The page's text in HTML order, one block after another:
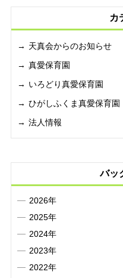
カ
天真会からのお知らせ
真愛保育園
いろどり真愛保育園
ひがしふくま真愛保育園
法人情報
バッ
2026年
2025年
2024年
2023年
2022年